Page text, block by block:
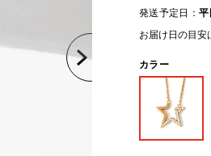
発送予定日：
お届け日の目安
カラー